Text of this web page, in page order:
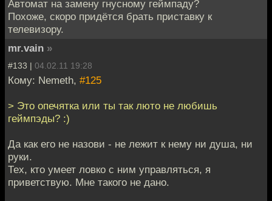
Автомат на замену гнусному геймпаду?
Похоже, скоро придётся брать приставку к
телевизору.
mr.vain »
#133 | 04.02.11 19:28
Кому: Nemeth, #125
> Это опечятка или ты так люто не любишь
геймпэды? :)
Да как его не назови - не лежит к нему ни душа, ни
руки.
Тех, кто умеет ловко с ним управляться, я
приветствую. Мне такого не дано.